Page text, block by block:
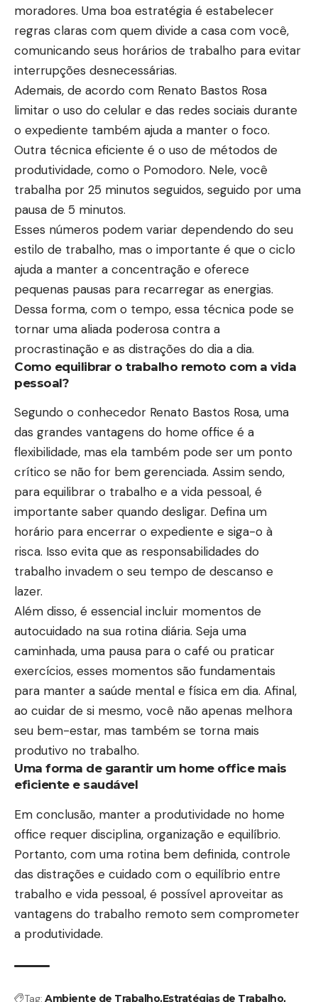
moradores. Uma boa estratégia é estabelecer
regras claras com quem divide a casa com você,
comunicando seus horários de trabalho para evitar
interrupções desnecessárias.
Ademais, de acordo com Renato Bastos Rosa
limitar o uso do celular e das redes sociais durante
o expediente também ajuda a manter o foco.
Outra técnica eficiente é o uso de métodos de
produtividade, como o Pomodoro. Nele, você
trabalha por 25 minutos seguidos, seguido por uma
pausa de 5 minutos.
Esses números podem variar dependendo do seu
estilo de trabalho, mas o importante é que o ciclo
ajuda a manter a concentração e oferece
pequenas pausas para recarregar as energias.
Dessa forma, com o tempo, essa técnica pode se
tornar uma aliada poderosa contra a
procrastinação e as distrações do dia a dia.
Como equilibrar o trabalho remoto com a vida
pessoal?
Segundo o conhecedor Renato Bastos Rosa, uma
das grandes vantagens do home office é a
flexibilidade, mas ela também pode ser um ponto
crítico se não for bem gerenciada. Assim sendo,
para equilibrar o trabalho e a vida pessoal, é
importante saber quando desligar. Defina um
horário para encerrar o expediente e siga-o à
risca. Isso evita que as responsabilidades do
trabalho invadem o seu tempo de descanso e
lazer.
Além disso, é essencial incluir momentos de
autocuidado na sua rotina diária. Seja uma
caminhada, uma pausa para o café ou praticar
exercícios, esses momentos são fundamentais
para manter a saúde mental e física em dia. Afinal,
ao cuidar de si mesmo, você não apenas melhora
seu bem-estar, mas também se torna mais
produtivo no trabalho.
Uma forma de garantir um home office mais
eficiente e saudável
Em conclusão, manter a produtividade no home
office requer disciplina, organização e equilíbrio.
Portanto, com uma rotina bem definida, controle
das distrações e cuidado com o equilíbrio entre
trabalho e vida pessoal, é possível aproveitar as
vantagens do trabalho remoto sem comprometer
a produtividade.
Tag: Ambiente de TrabalhoEstratégias de Trabalho